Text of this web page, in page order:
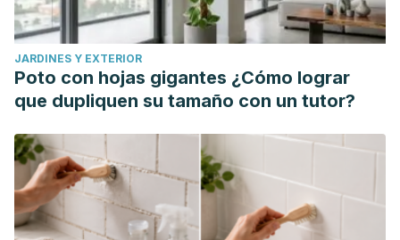
login=false
Sosa-Rosado, J. M., (2010). Tratamiento no farmacológico
de la hipertensión arterial. Anales de la Facultad de
Medicina, 71(4),241-244. ISSN: 1025-5583.
JARDINES Y EXTERIOR
Poto con hojas gigantes ¿Cómo lograr
que dupliquen su tamaño con un tutor?